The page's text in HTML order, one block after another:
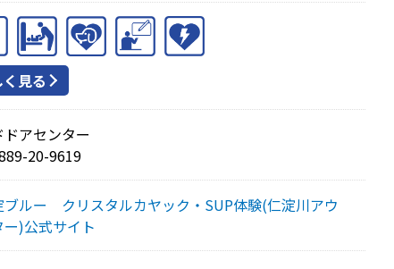
見る
アセンター
20-9619
ブルー クリスタルカヤック・SUP体験(仁淀川アウ
ー)公式サイト